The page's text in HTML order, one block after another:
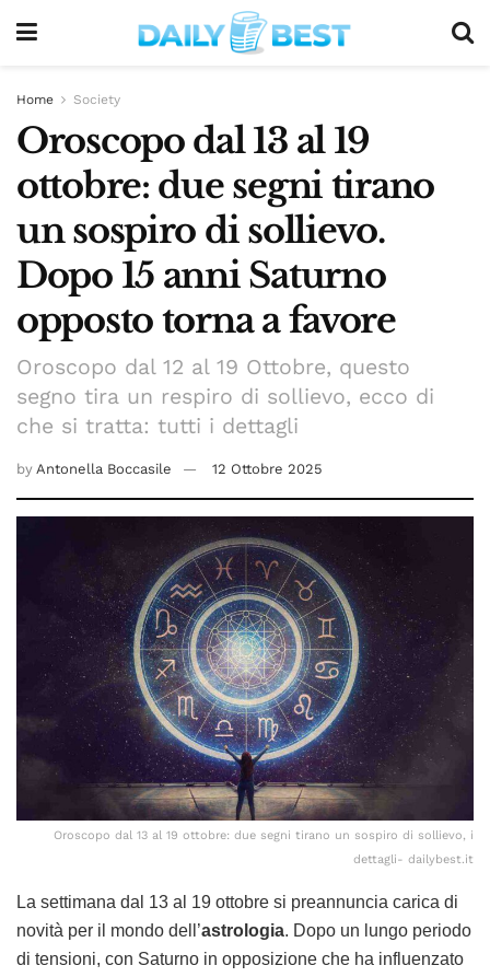
Home Society
Oroscopo dal 13 al 19
ottobre: due segni tirano
un sospiro di sollievo.
Dopo 15 anni Saturno
opposto torna a favore
Oroscopo dal 12 al 19 Ottobre, questo
segno tira un respiro di sollievo, ecco di
che si tratta: tutti i dettagli
by Antonella Boccasile 12 Ottobre 2025
Oroscopo dal 13 al 19 ottobre: due segni tirano un sospiro di sollievo, i
dettagli- dailybest.it
La settimana dal 13 al 19 ottobre si preannuncia carica di
novità per il mondo dell’astrologia. Dopo un lungo periodo
di tensioni, con Saturno in opposizione che ha influenzato